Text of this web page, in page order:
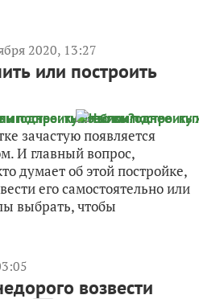
2020, 13:27
или построить
зачастую появляется
И главный вопрос,
думает об этой постройке,
его самостоятельно или
выбрать, чтобы
возвести